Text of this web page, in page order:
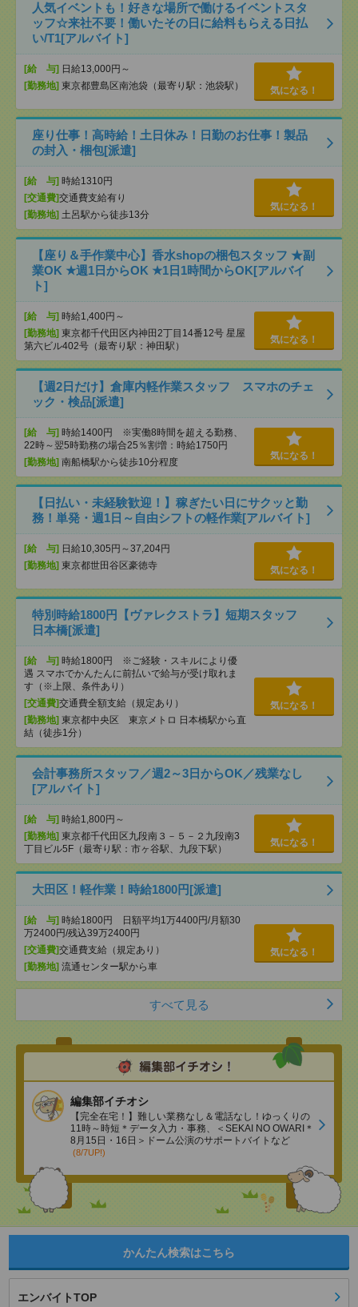
人気イベントも！好きな場所で働けるイベントスタ
ッフ☆来社不要！働いたその日に給料もらえる日払
い/T1[アルバイト]
[給 与] 日給13,000円～
[勤務地] 東京都豊島区南池袋（最寄り駅：池袋駅） 気になる！
座り仕事！高時給！土日休み！日勤のお仕事！製品
の封入・梱包[派遣]
[給 与] 時給1310円
[交通費]交通費支給有り
[勤務地] 土呂駅から徒歩13分
気になる！
【座り＆手作業中心】香水shopの梱包スタッフ ★副
業OK ★週1日からOK ★1日1時間からOK[アルバイ
ト]
[給 与] 時給1,400円～
[勤務地] 東京都千代田区内神田2丁目14番12号 星屋
第六ビル402号（最寄り駅：神田駅）
気になる！
【週2日だけ】倉庫内軽作業スタッフ スマホのチェ
ック・検品[派遣]
[給 与] 時給1400円 ※実働8時間を超える勤務、
22時～翌5時勤務の場合25％割増：時給1750円
[勤務地] 南船橋駅から徒歩10分程度
気になる！
【日払い・未経験歓迎！】稼ぎたい日にサクッと勤
務！単発・週1日～自由シフトの軽作業[アルバイト]
[給 与] 日給10,305円～37,204円
[勤務地] 東京都世田谷区豪徳寺 気になる！
特別時給1800円【ヴァレクストラ】短期スタッフ
日本橋[派遣]
[給 与] 時給1800円 ※ご経験・スキルにより優
遇 スマホでかんたんに前払いで給与が受け取れま
す（※上限、条件あり）
[交通費]交通費全額支給（規定あり）
[勤務地] 東京都中央区 東京メトロ 日本橋駅から直
結（徒歩1分）
気になる！
会計事務所スタッフ／週2～3日からOK／残業なし
[アルバイト]
[給 与] 時給1,800円～
[勤務地] 東京都千代田区九段南３－５－２九段南3
丁目ビル5F（最寄り駅：市ヶ谷駅、九段下駅）
気になる！
大田区！軽作業！時給1800円[派遣]
[給 与] 時給1800円 日額平均1万4400円/月額30
万2400円/残込39万2400円
[交通費]交通費支給（規定あり）
[勤務地] 流通センター駅から車
気になる！
すべて見る
編集部イチオシ
【完全在宅！】難しい業務なし＆電話なし！ゆっくりの
11時～時短＊データ入力・事務、＜SEKAI NO OWARI＊
8月15日・16日＞ドーム公演のサポートバイトなど
(8/7UP!)
かんたん検索はこちら
エンバイトTOP